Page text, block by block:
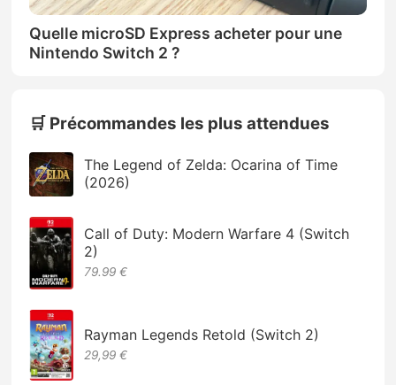
Quelle microSD Express acheter pour une
Nintendo Switch 2 ?
🛒 Précommandes les plus attendues
The Legend of Zelda: Ocarina of Time
(2026)
Call of Duty: Modern Warfare 4 (Switch
2)
79.99 €
Rayman Legends Retold (Switch 2)
29,99 €